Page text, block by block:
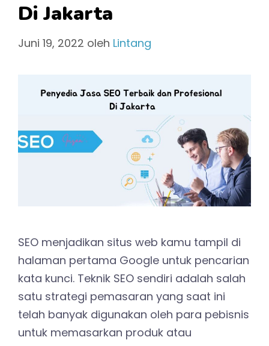
Di Jakarta
Juni 19, 2022 oleh Lintang
SEO menjadikan situs web kamu tampil di
halaman pertama Google untuk pencarian
kata kunci. Teknik SEO sendiri adalah salah
satu strategi pemasaran yang saat ini
telah banyak digunakan oleh para pebisnis
untuk memasarkan produk atau